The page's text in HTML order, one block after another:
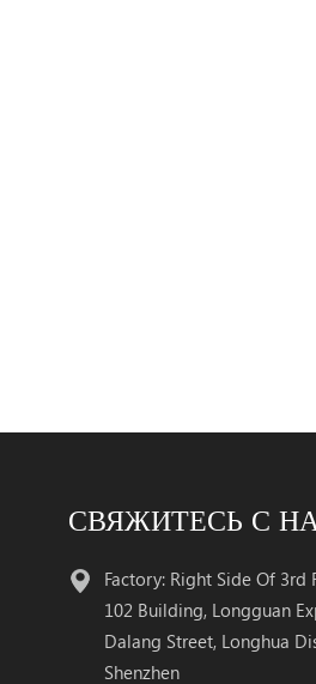
СВЯЖИТЕСЬ С
Factory: Right Side Of 3rd
102 Building, Longguan
Dalang Street, Longhua
Shenzhen